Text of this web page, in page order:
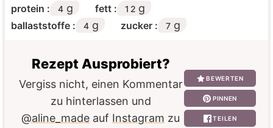
protein : 4 g fett : 12 g
ballaststoffe : 4 g zucker : 7 g
Rezept Ausprobiert?
Vergiss nicht, einen Kommentar
zu hinterlassen und
@aline_made auf Instagram zu
BEWERTEN
PINNEN
TEILEN